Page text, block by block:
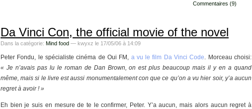
Commentaires (9)
Da Vinci Con, the official movie of the novel
Dans la catégorie: Mind food — kwyxz le 17/05/06 à 14:09
Peter Fondu, le spécialiste cinéma de Oui FM, a vu le film Da Vinci Code. Morceau choisi:
« Je n’avais pas lu le roman de Dan Brown, on est plus beaucoup mais il y en a quand
même, mais si le livre est aussi monumentalement con que ce qu’on a vu hier soir, y’a aucun
regret à avoir ! »
Eh bien je suis en mesure de te le confirmer, Peter. Y’a aucun, mais alors aucun regret à